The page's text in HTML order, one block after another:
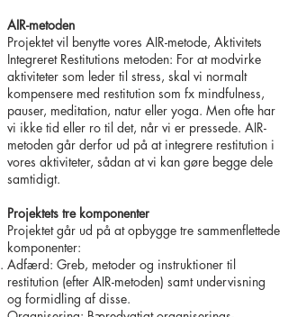
AIR-metoden
Projektet vil benytte vores AIR-metode, Aktivitets
Integreret Restitutions metoden: For at modvirke
aktiviteter som leder til stress, skal vi normalt
kompensere med restitution som fx mindfulness,
pauser, meditation, natur eller yoga. Men ofte har
vi ikke tid eller ro til det, når vi er pressede. AIR-
metoden går derfor ud på at integrere restitution i
vores aktiviteter, sådan at vi kan gøre begge dele
samtidigt.
Projektets tre komponenter
Projektet går ud på at opbygge tre sammenflettede
komponenter:
Adfærd: Greb, metoder og instruktioner til
restitution (efter AIR-metoden) samt undervisning
og formidling af disse.